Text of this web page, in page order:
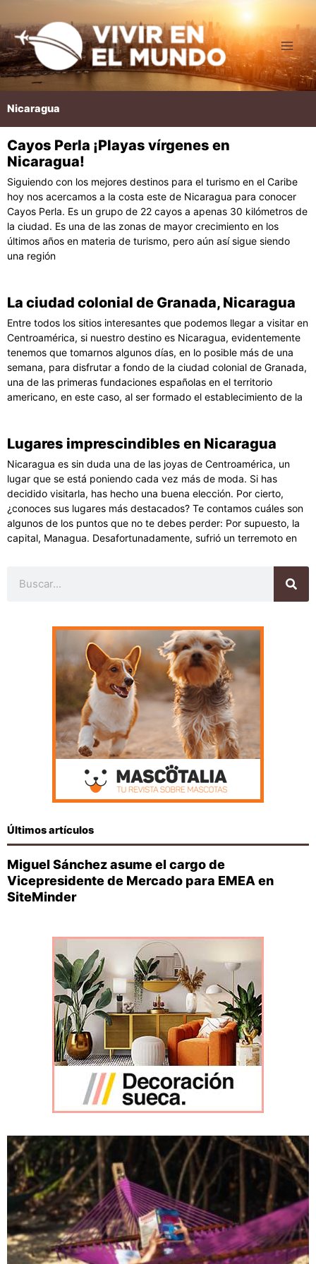
al
contenido
Nicaragua
Cayos Perla ¡Playas vírgenes en
Nicaragua!
Siguiendo con los mejores destinos para el turismo en el Caribe
hoy nos acercamos a la costa este de Nicaragua para conocer
Cayos Perla. Es un grupo de 22 cayos a apenas 30 kilómetros de
la ciudad. Es una de las zonas de mayor crecimiento en los
últimos años en materia de turismo, pero aún así sigue siendo
una región
La ciudad colonial de Granada, Nicaragua
Entre todos los sitios interesantes que podemos llegar a visitar en
Centroamérica, si nuestro destino es Nicaragua, evidentemente
tenemos que tomarnos algunos días, en lo posible más de una
semana, para disfrutar a fondo de la ciudad colonial de Granada,
una de las primeras fundaciones españolas en el territorio
americano, en este caso, al ser formado el establecimiento de la
Lugares imprescindibles en Nicaragua
Nicaragua es sin duda una de las joyas de Centroamérica, un
lugar que se está poniendo cada vez más de moda. Si has
decidido visitarla, has hecho una buena elección. Por cierto,
¿conoces sus lugares más destacados? Te contamos cuáles son
algunos de los puntos que no te debes perder: Por supuesto, la
capital, Managua. Desafortunadamente, sufrió un terremoto en
Últimos artículos
Miguel Sánchez asume el cargo de
Vicepresidente de Mercado para EMEA en
SiteMinder